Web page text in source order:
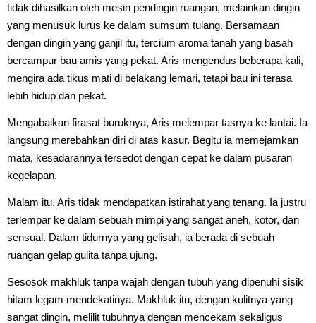
tidak dihasilkan oleh mesin pendingin ruangan, melainkan dingin
yang menusuk lurus ke dalam sumsum tulang. Bersamaan
dengan dingin yang ganjil itu, tercium aroma tanah yang basah
bercampur bau amis yang pekat. Aris mengendus beberapa kali,
mengira ada tikus mati di belakang lemari, tetapi bau ini terasa
lebih hidup dan pekat.
Mengabaikan firasat buruknya, Aris melempar tasnya ke lantai. Ia
langsung merebahkan diri di atas kasur. Begitu ia memejamkan
mata, kesadarannya tersedot dengan cepat ke dalam pusaran
kegelapan.
Malam itu, Aris tidak mendapatkan istirahat yang tenang. Ia justru
terlempar ke dalam sebuah mimpi yang sangat aneh, kotor, dan
sensual. Dalam tidurnya yang gelisah, ia berada di sebuah
ruangan gelap gulita tanpa ujung.
Sesosok makhluk tanpa wajah dengan tubuh yang dipenuhi sisik
hitam legam mendekatinya. Makhluk itu, dengan kulitnya yang
sangat dingin, melilit tubuhnya dengan mencekam sekaligus